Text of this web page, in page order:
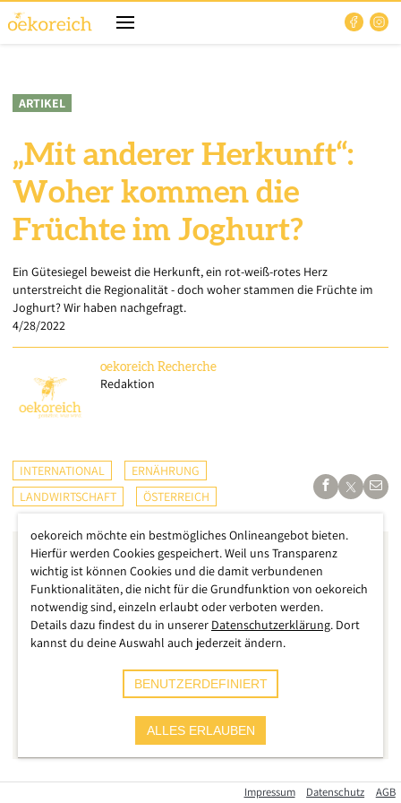
ARTIKEL
„Mit anderer Herkunft“:
Woher kommen die
Früchte im Joghurt?
Ein Gütesiegel beweist die Herkunft, ein rot-weiß-rotes Herz
unterstreicht die Regionalität - doch woher stammen die Früchte im
Joghurt? Wir haben nachgefragt.
4/28/2022
oekoreich Recherche
Redaktion
INTERNATIONAL
ERNÄHRUNG
LANDWIRTSCHAFT
ÖSTERREICH
Eigentlich sollte es ja eine sehr klare Sache sein: Auf der
Impressum Datenschutz AGB
oekoreich möchte ein bestmögliches Onlineangebot bieten.
Hierfür werden Cookies gespeichert. Weil uns Transparenz
wichtig ist können Cookies und die damit verbundenen
Funktionalitäten, die nicht für die Grundfunktion von oekoreich
notwendig sind, einzeln erlaubt oder verboten werden.
Details dazu findest du in unserer Datenschutzerklärung. Dort
kannst du deine Auswahl auch jederzeit ändern.
BENUTZERDEFINIERT
ALLES ERLAUBEN